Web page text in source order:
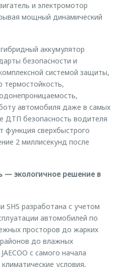
и электромотор
мощный динамический
аккумулятор
безопасности и
системой защиты,
термостойкость,
автомобиля даже в самых
ДТП безопасность водителя
функция сверхбыстрого
2 миллисекунд после
— экологичное решение в
SHS разработана с учетом
автомобилей по
просторов до жарких
до влажных
с самого начала
условия,